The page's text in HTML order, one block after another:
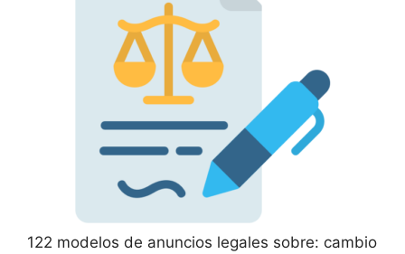
122 modelos de anuncios legales sobre: cambio